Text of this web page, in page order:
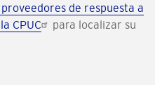
de respuesta a
CPUC
para localizar su